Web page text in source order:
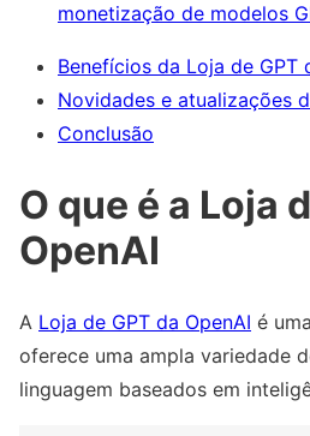
monetização de modelos
Benefícios da Loja de GPT
Novidades e atualizações
Conclusão
O que é a Loja
OpenAI
A Loja de GPT da OpenAI é
oferece uma ampla variedade
linguagem baseados em